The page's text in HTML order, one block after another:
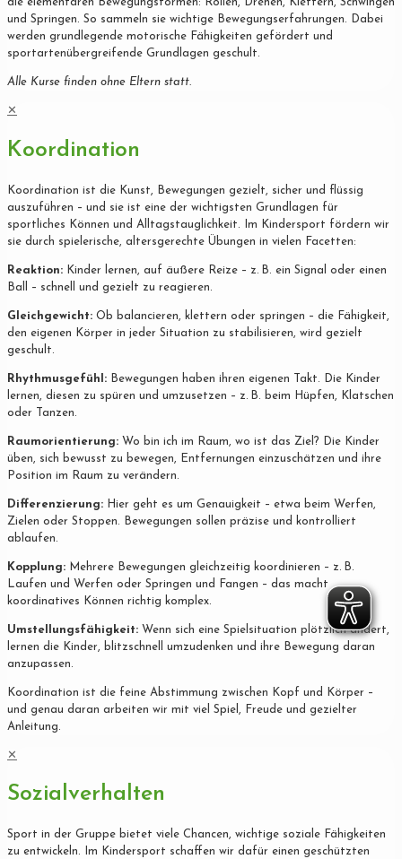
die elementaren Bewegungsformen: Rollen, Drehen, Klettern, Schwingen
und Springen. So sammeln sie wichtige Bewegungserfahrungen. Dabei
werden grundlegende motorische Fähigkeiten gefördert und
sportartenübergreifende Grundlagen geschult.
Alle Kurse finden ohne Eltern statt.
✕
Koordination
Koordination ist die Kunst, Bewegungen gezielt, sicher und flüssig
auszuführen – und sie ist eine der wichtigsten Grundlagen für
sportliches Können und Alltagstauglichkeit. Im Kindersport fördern wir
sie durch spielerische, altersgerechte Übungen in vielen Facetten:
Reaktion: Kinder lernen, auf äußere Reize – z. B. ein Signal oder einen
Ball – schnell und gezielt zu reagieren.
Gleichgewicht: Ob balancieren, klettern oder springen – die Fähigkeit,
den eigenen Körper in jeder Situation zu stabilisieren, wird gezielt
geschult.
Rhythmusgefühl: Bewegungen haben ihren eigenen Takt. Die Kinder
lernen, diesen zu spüren und umzusetzen – z. B. beim Hüpfen, Klatschen
oder Tanzen.
Raumorientierung: Wo bin ich im Raum, wo ist das Ziel? Die Kinder
üben, sich bewusst zu bewegen, Entfernungen einzuschätzen und ihre
Position im Raum zu verändern.
Differenzierung: Hier geht es um Genauigkeit – etwa beim Werfen,
Zielen oder Stoppen. Bewegungen sollen präzise und kontrolliert
ablaufen.
Kopplung: Mehrere Bewegungen gleichzeitig koordinieren – z. B.
Laufen und Werfen oder Springen und Fangen – das macht
koordinatives Können richtig komplex.
Umstellungsfähigkeit: Wenn sich eine Spielsituation plötzlich ändert,
lernen die Kinder, blitzschnell umzudenken und ihre Bewegung daran
anzupassen.
Koordination ist die feine Abstimmung zwischen Kopf und Körper –
und genau daran arbeiten wir mit viel Spiel, Freude und gezielter
Anleitung.
✕
Sozialverhalten
Sport in der Gruppe bietet viele Chancen, wichtige soziale Fähigkeiten
zu entwickeln. Im Kindersport schaffen wir dafür einen geschützten